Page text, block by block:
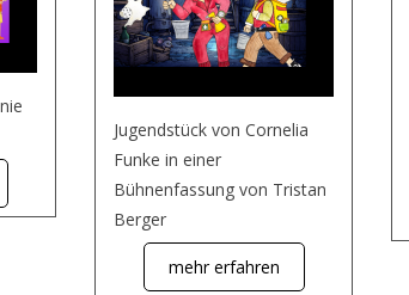
Jugendstück von Cornelia
Funke in einer
Bühnenfassung von Tristan
Berger
mehr erfahren